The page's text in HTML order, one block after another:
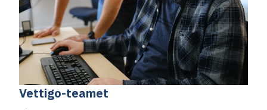
Vettigo-teamet